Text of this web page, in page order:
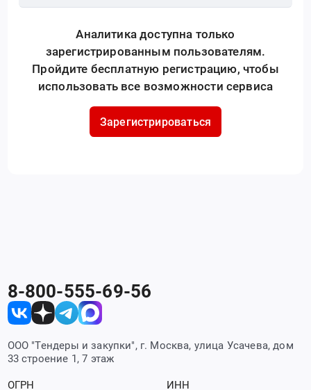
Аналитика доступна только
зарегистрированным пользователям.
Пройдите бесплатную регистрацию, чтобы
использовать все возможности сервиса
Зарегистрироваться
8-800-555-69-56
ООО "Тендеры и закупки", г. Москва, улица Усачева, дом
33 строение 1, 7 этаж
ОГРН
ИНН